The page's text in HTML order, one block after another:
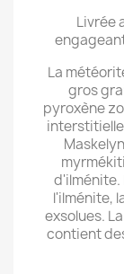
Livrée
La
gros
pyroxène
d'ilménite.
l'ilménite,
exsolues.
contient